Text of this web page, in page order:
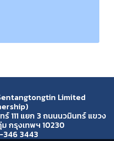
Limited
111 แยก 3 ถนนนวมินทร์ แขวง
กรุงเทพฯ 10230
346 3443